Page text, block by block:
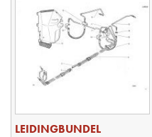
LEIDINGBUNDEL